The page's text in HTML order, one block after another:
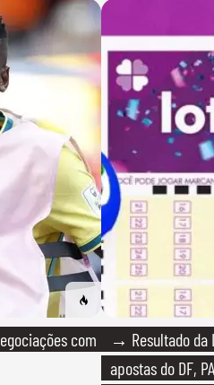
com
→ Resultado da
apostas do DF,